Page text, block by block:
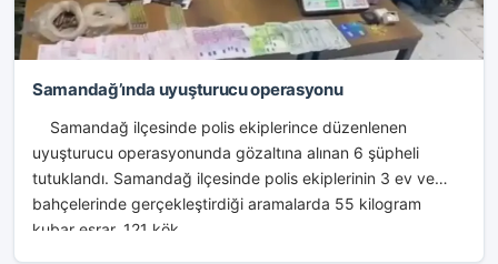
Samandağ’ında uyuşturucu operasyonu
Samandağ ilçesinde polis ekiplerince düzenlenen
uyuşturucu operasyonunda gözaltına alınan 6 şüpheli
tutuklandı. Samandağ ilçesinde polis ekiplerinin 3 ev ve
bahçelerinde gerçekleştirdiği aramalarda 55 kilogram
kubar esrar, 121 kök...